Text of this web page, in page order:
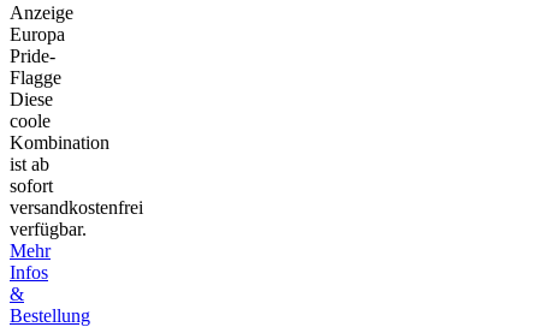
Anzeige
Europa
Pride-
Flagge
Diese
coole
Kombination
ist ab
sofort
versandkostenfrei
verfügbar.
Mehr
Infos
&
Bestellung